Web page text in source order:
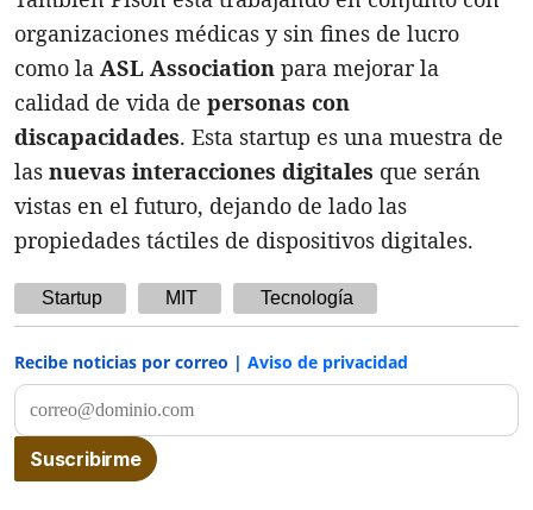
organizaciones médicas y sin fines de lucro
como la ASL Association para mejorar la
calidad de vida de personas con
discapacidades. Esta startup es una muestra de
las nuevas interacciones digitales que serán
vistas en el futuro, dejando de lado las
propiedades táctiles de dispositivos digitales.
Startup MIT Tecnología
Recibe noticias por correo | Aviso de privacidad